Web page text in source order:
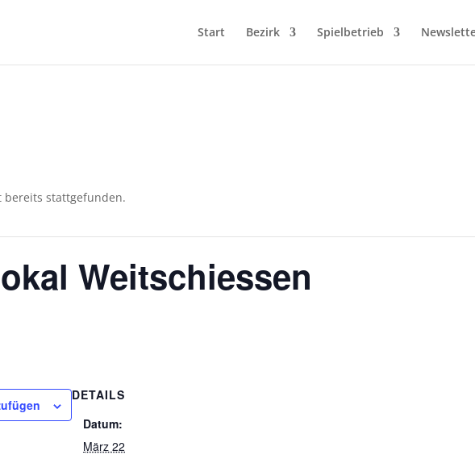
Start Bezirk Spielbetrieb
bereits stattgefunden.
Weitschiessen
DETAILS
Datum:
März 22